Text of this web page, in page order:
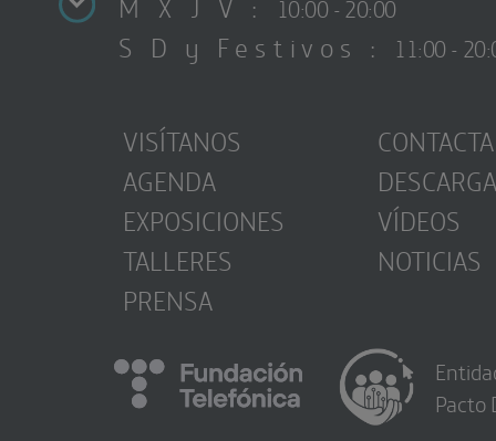
10:00 - 20:00
S D y Festivos : 11:00 -
VISÍTANOS
AGENDA
EXPOSICIONES
TALLERES
PRENSA
CONTACTA
VÍDEOS
NOTICIAS
Pacto